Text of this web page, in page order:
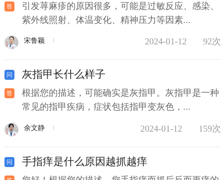
引发荨麻疹的原因很多，可能是过敏反应、感染、
紫外线照射、体温变化、精神压力等因素...
宋鲁颖 2024-01-12 92次
灰指甲长什么样子
根据您的描述，可能确实是灰指甲。灰指甲是一种
常见的指甲疾病，症状包括指甲变灰色，...
余文静 2024-01-12 159次
手指痒是什么原因越抓越痒